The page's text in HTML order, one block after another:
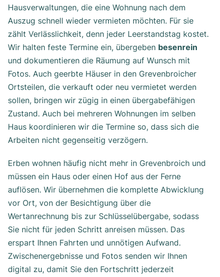
Hausverwaltungen, die eine Wohnung nach dem
Auszug schnell wieder vermieten möchten. Für sie
zählt Verlässlichkeit, denn jeder Leerstandstag kostet.
Wir halten feste Termine ein, übergeben besenrein
und dokumentieren die Räumung auf Wunsch mit
Fotos. Auch geerbte Häuser in den Grevenbroicher
Ortsteilen, die verkauft oder neu vermietet werden
sollen, bringen wir zügig in einen übergabefähigen
Zustand. Auch bei mehreren Wohnungen im selben
Haus koordinieren wir die Termine so, dass sich die
Arbeiten nicht gegenseitig verzögern.
Erben wohnen häufig nicht mehr in Grevenbroich und
müssen ein Haus oder einen Hof aus der Ferne
auflösen. Wir übernehmen die komplette Abwicklung
vor Ort, von der Besichtigung über die
Wertanrechnung bis zur Schlüsselübergabe, sodass
Sie nicht für jeden Schritt anreisen müssen. Das
erspart Ihnen Fahrten und unnötigen Aufwand.
Zwischenergebnisse und Fotos senden wir Ihnen
digital zu, damit Sie den Fortschritt jederzeit